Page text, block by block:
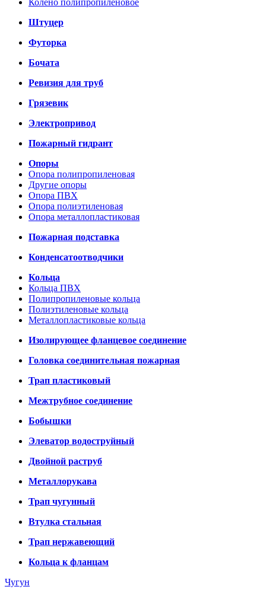
Колено полипропиленовое
Штуцер
Футорка
Бочата
Ревизия для труб
Грязевик
Электропривод
Пожарный гидрант
Опоры
Опора полипропиленовая
Другие опоры
Опора ПВХ
Опора полиэтиленовая
Опора металлопластиковая
Пожарная подставка
Конденсатоотводчики
Кольца
Кольца ПВХ
Полипропиленовые кольца
Полиэтиленовые кольца
Металлопластиковые кольца
Изолирующее фланцевое соединение
Головка соединительная пожарная
Трап пластиковый
Межтрубное соединение
Бобышки
Элеватор водоструйный
Двойной раструб
Металлорукава
Трап чугунный
Втулка стальная
Трап нержавеющий
Кольца к фланцам
Чугун